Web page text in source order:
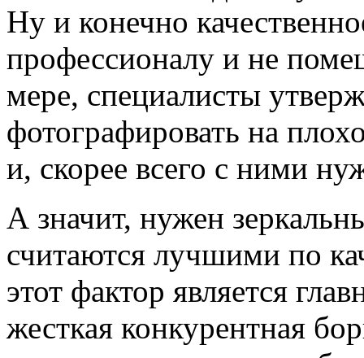
Ну и конечно
профессионалу и не
мере, специалисты
фотографировать на
и, скорее всего с ними
А значит, нужен
считаются лучшими по
этот фактор является
жесткая конкурентная